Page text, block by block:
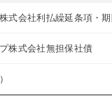
式会社利払繰延条項
株式会社無担保社債